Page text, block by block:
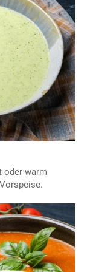
oder warm